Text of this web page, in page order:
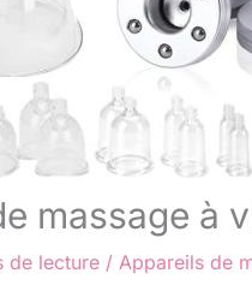
massage à
de lecture / Appareils de